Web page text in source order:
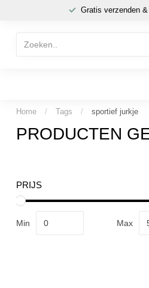
Gratis verzenden
Home / Tags / sportief jurkje
PRODUCTEN
PRIJS
Min Max